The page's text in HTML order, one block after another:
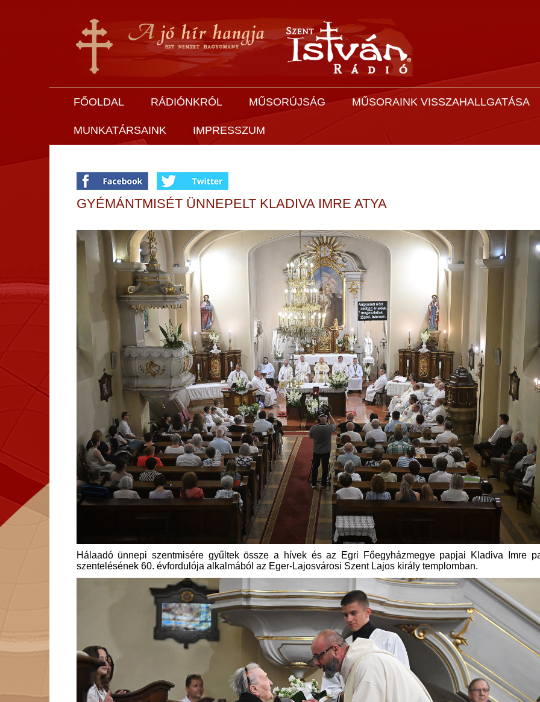
FŐOLDAL RÁDIÓNKRÓL MŰSORÚJSÁG MŰSORAINK VISSZAHALLGATÁSA
MUNKATÁRSAINK IMPRESSZUM
GYÉMÁNTMISÉT ÜNNEPELT KLADIVA IMRE ATYA
Hálaadó ünnepi szentmisére gyűltek össze a hívek és az Egri Főegyházmegye papjai Kladiva Imre
szentelésének 60. évfordulója alkalmából az Eger-Lajosvárosi Szent Lajos király templomban.